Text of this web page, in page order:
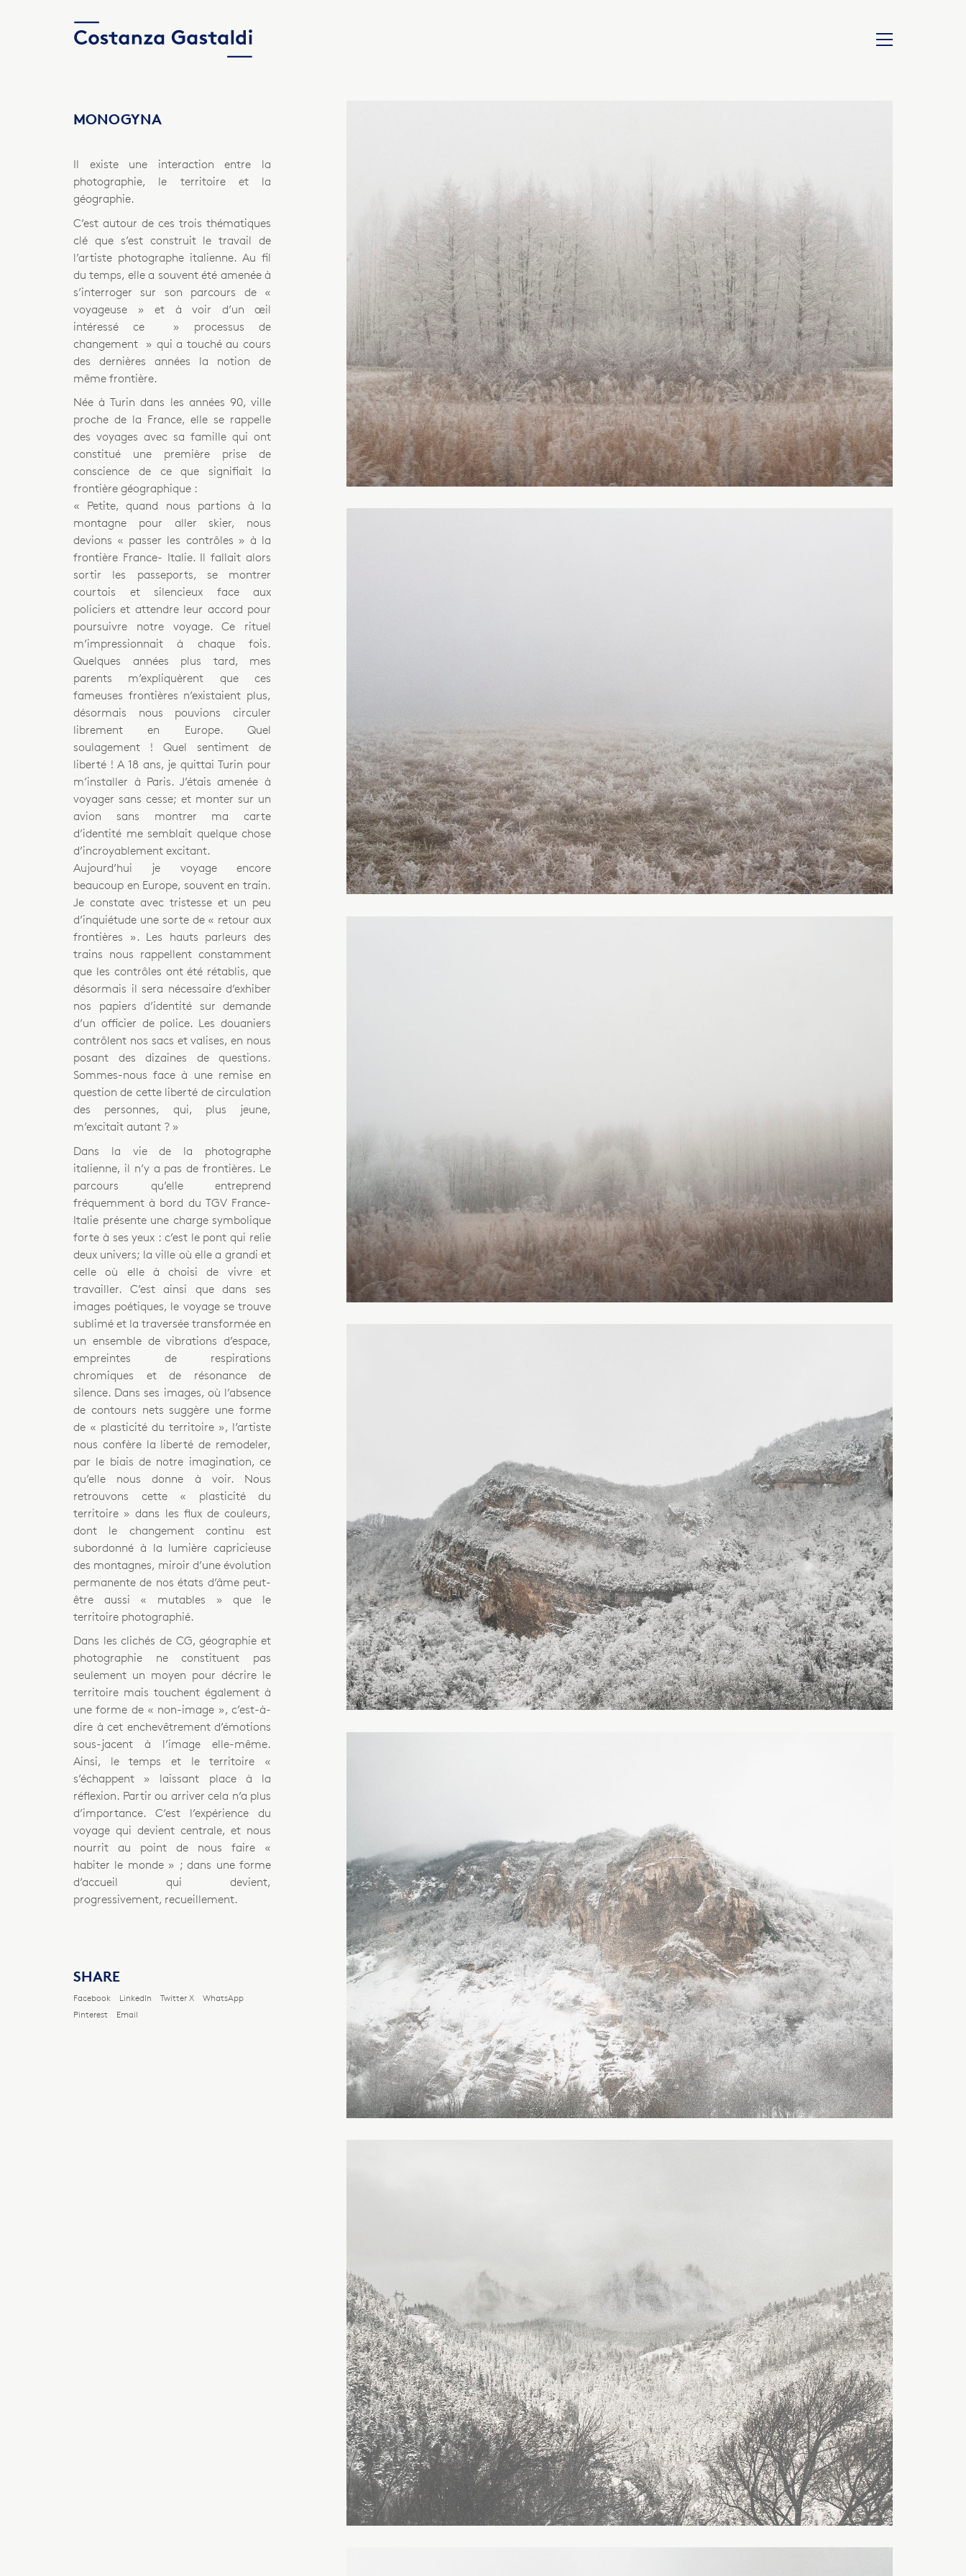
MONOGYNA
Il existe une interaction entre la
photographie, le territoire et la
géographie.
C’est autour de ces trois thématiques
clé que s’est construit le travail de
l’artiste photographe italienne. Au fil
du temps, elle a souvent été amenée à
s’interroger sur son parcours de «
voyageuse » et à voir d’un œil
intéressé ce » processus de
changement » qui a touché au cours
des dernières années la notion de
même frontière.
Née à Turin dans les années 90, ville
proche de la France, elle se rappelle
des voyages avec sa famille qui ont
constitué une première prise de
conscience de ce que signifiait la
frontière géographique :
« Petite, quand nous partions à la
montagne pour aller skier, nous
devions « passer les contrôles » à la
frontière France- Italie. Il fallait alors
sortir les passeports, se montrer
courtois et silencieux face aux
policiers et attendre leur accord pour
poursuivre notre voyage. Ce rituel
m’impressionnait à chaque fois.
Quelques années plus tard, mes
parents m’expliquèrent que ces
fameuses frontières n’existaient plus,
désormais nous pouvions circuler
librement en Europe. Quel
soulagement ! Quel sentiment de
liberté ! A 18 ans, je quittai Turin pour
m’installer à Paris. J’étais amenée à
voyager sans cesse; et monter sur un
avion sans montrer ma carte
d’identité me semblait quelque chose
d’incroyablement excitant.
Aujourd’hui je voyage encore
beaucoup en Europe, souvent en train.
Je constate avec tristesse et un peu
d’inquiétude une sorte de « retour aux
frontières ». Les hauts parleurs des
trains nous rappellent constamment
que les contrôles ont été rétablis, que
désormais il sera nécessaire d’exhiber
nos papiers d’identité sur demande
d’un officier de police. Les douaniers
contrôlent nos sacs et valises, en nous
posant des dizaines de questions.
Sommes-nous face à une remise en
question de cette liberté de circulation
des personnes, qui, plus jeune,
m’excitait autant ? »
Dans la vie de la photographe
italienne, il n’y a pas de frontières. Le
parcours qu’elle entreprend
fréquemment à bord du TGV France-
Italie présente une charge symbolique
forte à ses yeux : c’est le pont qui relie
deux univers; la ville où elle a grandi et
celle où elle à choisi de vivre et
travailler. C’est ainsi que dans ses
images poétiques, le voyage se trouve
sublimé et la traversée transformée en
un ensemble de vibrations d’espace,
empreintes de respirations
chromiques et de résonance de
silence. Dans ses images, où l’absence
de contours nets suggère une forme
de « plasticité du territoire », l’artiste
nous confère la liberté de remodeler,
par le biais de notre imagination, ce
qu’elle nous donne à voir. Nous
retrouvons cette « plasticité du
territoire » dans les flux de couleurs,
dont le changement continu est
subordonné à la lumière capricieuse
des montagnes, miroir d’une évolution
permanente de nos états d’âme peut-
être aussi « mutables » que le
territoire photographié.
Dans les clichés de CG, géographie et
photographie ne constituent pas
seulement un moyen pour décrire le
territoire mais touchent également à
une forme de « non-image », c’est-à-
dire à cet enchevêtrement d’émotions
sous-jacent à l’image elle-même.
Ainsi, le temps et le territoire «
s’échappent » laissant place à la
réflexion. Partir ou arriver cela n’a plus
d’importance. C’est l’expérience du
voyage qui devient centrale, et nous
nourrit au point de nous faire «
habiter le monde » ; dans une forme
d’accueil qui devient,
progressivement, recueillement.
SHARE
Facebook LinkedIn Twitter X
WhatsApp
Pinterest
Email